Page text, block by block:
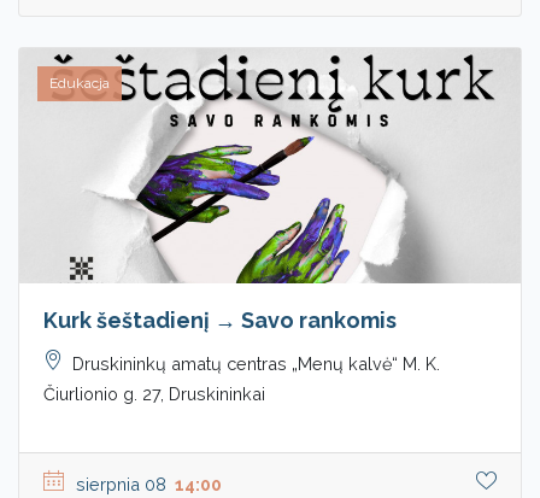
Edukacja
Kurk šeštadienį → Savo rankomis
Druskininkų amatų centras „Menų kalvė“ M. K.
Čiurlionio g. 27, Druskininkai
sierpnia 08 14:00